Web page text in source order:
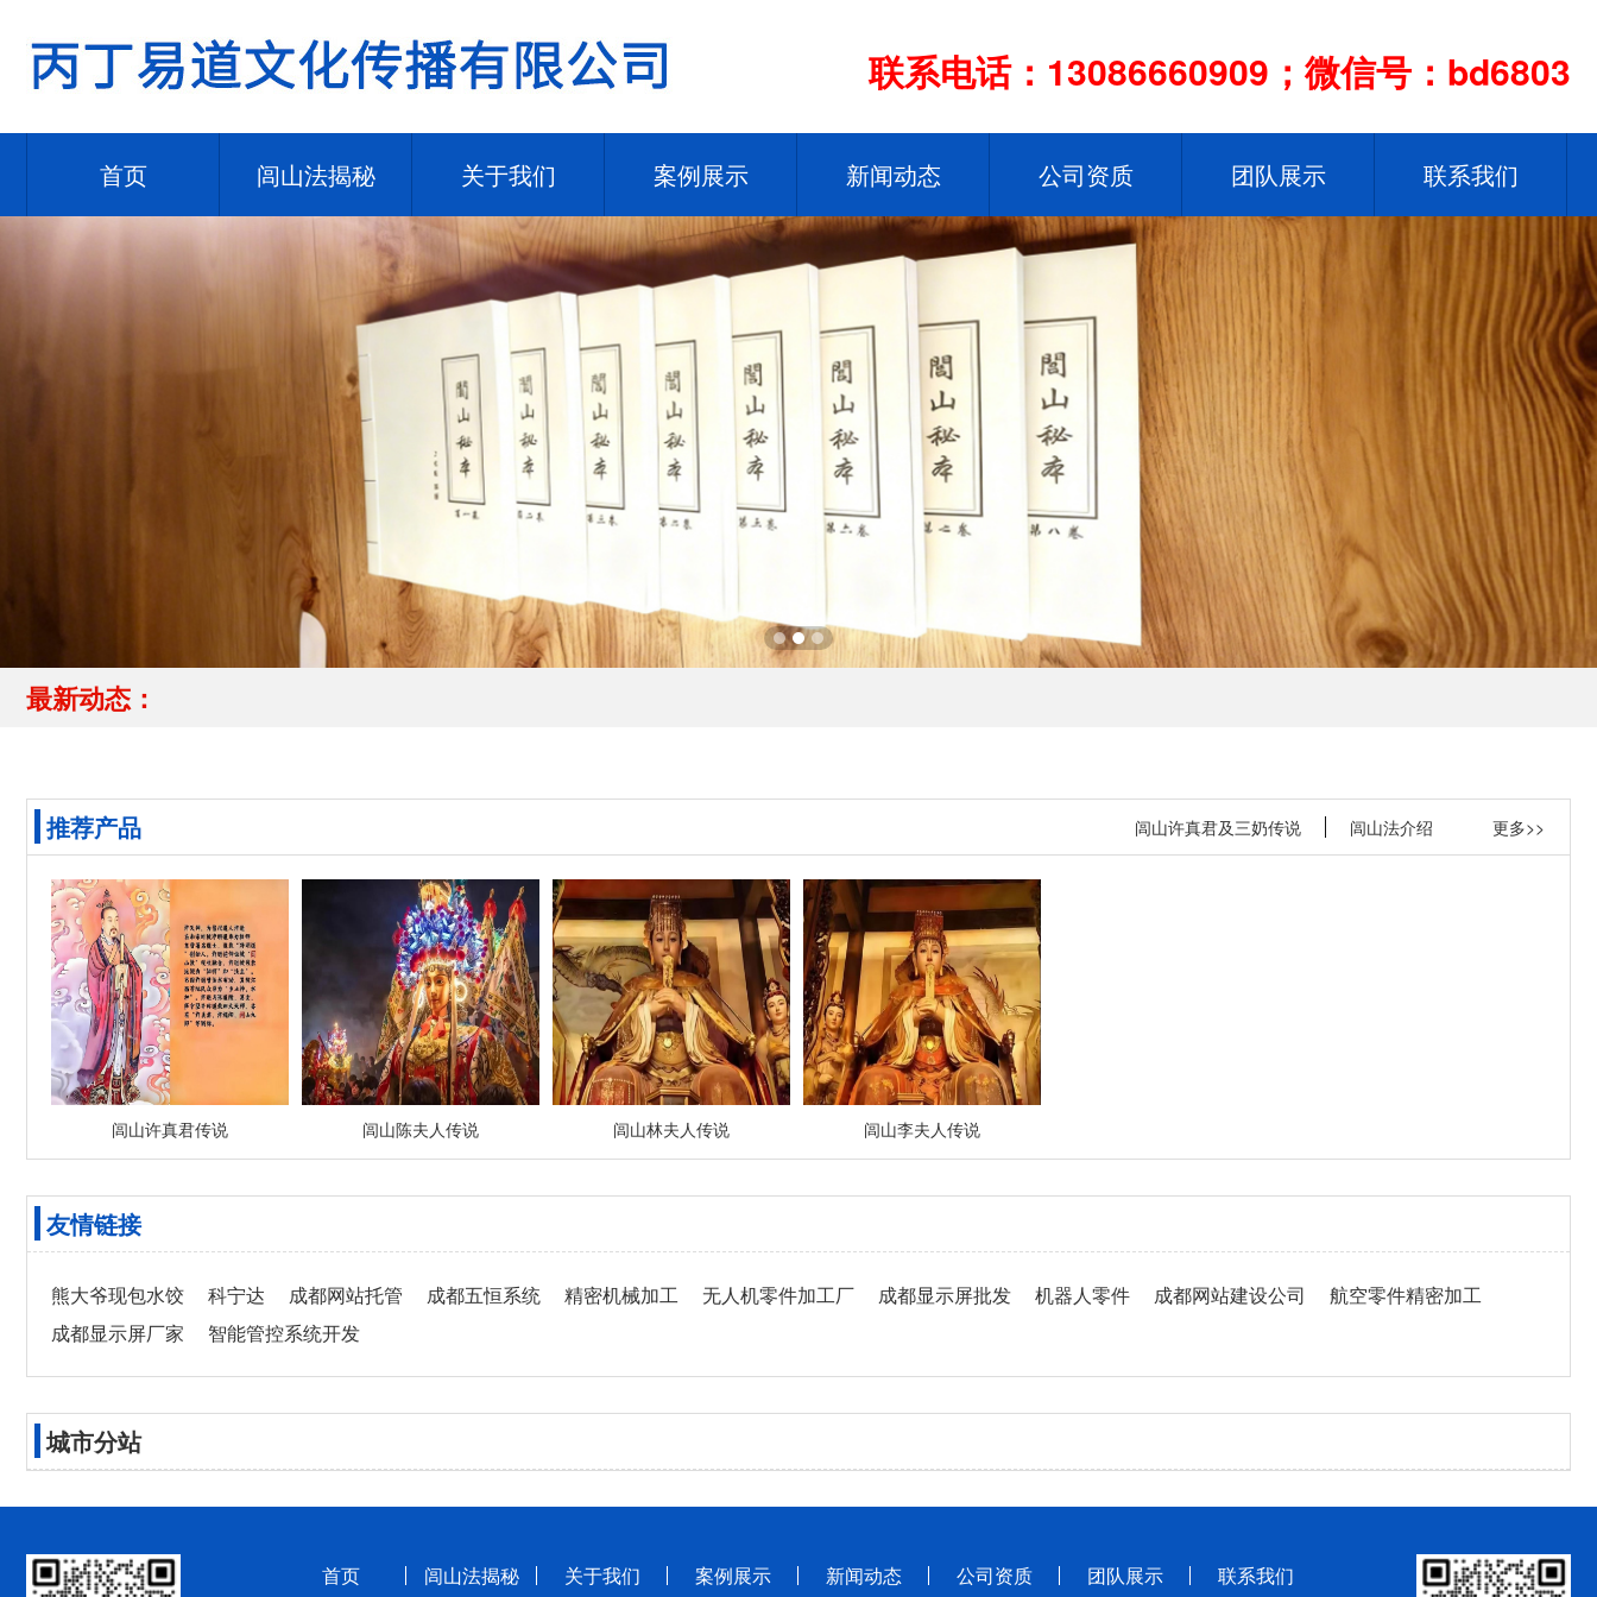
联系电话：13086660909；微信号：bd6803
首页 闾山法揭秘 关于我们 案例展示 新闻动态 公司资质 团队展示 联系我们
最新动态：
推荐产品 更多>>
闾山许真君及三奶传说 闾山法介绍
闾山许真君传说 闾山陈夫人传说 闾山林夫人传说 闾山李夫人传说
友情链接
熊大爷现包水饺 科宁达 成都网站托管 成都五恒系统 精密机械加工 无人机零件加工厂 成都显示屏批发 机器人零件 成都网站建设公司
航空零件精密加工
成都显示屏厂家
智能管控系统开发
城市分站
首页 闾山法揭秘 关于我们 案例展示 新闻动态 公司资质 团队展示 联系我们